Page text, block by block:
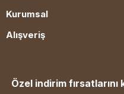
Kurumsal
Alışveriş
Özel indirim